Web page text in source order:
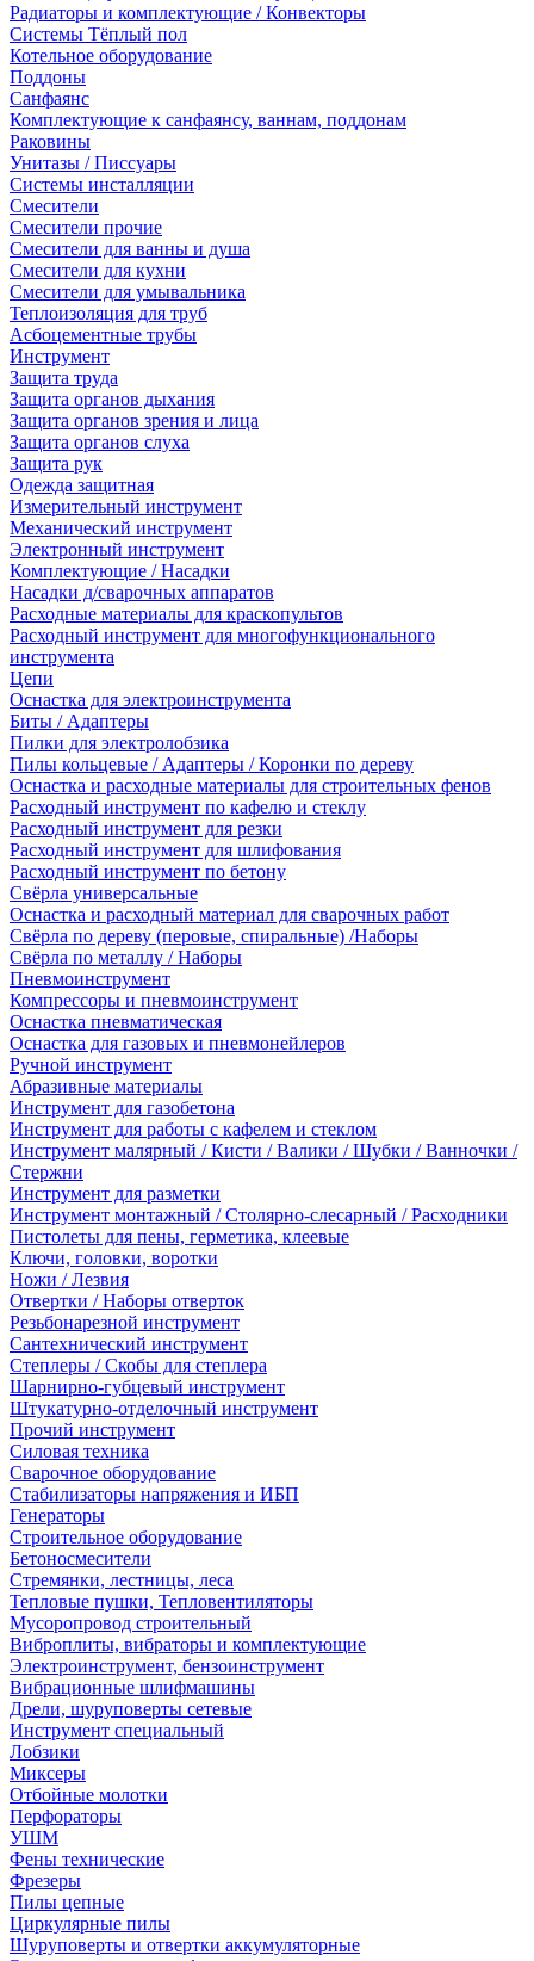
Радиаторы и комплектующие / Конвекторы
Системы Тёплый пол
Котельное оборудование
Поддоны
Санфаянс
Комплектующие к санфаянсу, ваннам, поддонам
Раковины
Унитазы / Писсуары
Системы инсталляции
Смесители
Смесители прочие
Смесители для ванны и душа
Смесители для кухни
Смесители для умывальника
Теплоизоляция для труб
Асбоцементные трубы
Инструмент
Защита труда
Защита органов дыхания
Защита органов зрения и лица
Защита органов слуха
Защита рук
Одежда защитная
Измерительный инструмент
Механический инструмент
Электронный инструмент
Комплектующие / Насадки
Насадки д/сварочных аппаратов
Расходные материалы для краскопультов
Расходный инструмент для многофункционального
инструмента
Цепи
Оснастка для электроинструмента
Биты / Адаптеры
Пилки для электролобзика
Пилы кольцевые / Адаптеры / Коронки по дереву
Оснастка и расходные материалы для строительных фенов
Расходный инструмент по кафелю и стеклу
Расходный инструмент для резки
Расходный инструмент для шлифования
Расходный инструмент по бетону
Свёрла универсальные
Оснастка и расходный материал для сварочных работ
Свёрла по дереву (перовые, спиральные) /Наборы
Свёрла по металлу / Наборы
Пневмоинструмент
Компрессоры и пневмоинструмент
Оснастка пневматическая
Оснастка для газовых и пневмонейлеров
Ручной инструмент
Абразивные материалы
Инструмент для газобетона
Инструмент для работы с кафелем и стеклом
Инструмент малярный / Кисти / Валики / Шубки / Ванночки /
Стержни
Инструмент для разметки
Инструмент монтажный / Столярно-слесарный / Расходники
Пистолеты для пены, герметика, клеевые
Ключи, головки, воротки
Ножи / Лезвия
Отвертки / Наборы отверток
Резьбонарезной инструмент
Сантехнический инструмент
Степлеры / Скобы для степлера
Шарнирно-губцевый инструмент
Штукатурно-отделочный инструмент
Прочий инструмент
Силовая техника
Сварочное оборудование
Стабилизаторы напряжения и ИБП
Генераторы
Строительное оборудование
Бетоносмесители
Стремянки, лестницы, леса
Тепловые пушки, Тепловентиляторы
Мусоропровод строительный
Виброплиты, вибраторы и комплектующие
Электроинструмент, бензоинструмент
Вибрационные шлифмашины
Дрели, шуруповерты сетевые
Инструмент специальный
Лобзики
Миксеры
Отбойные молотки
Перфораторы
УШМ
Фены технические
Фрезеры
Пилы цепные
Циркулярные пилы
Шуруповерты и отвертки аккумуляторные